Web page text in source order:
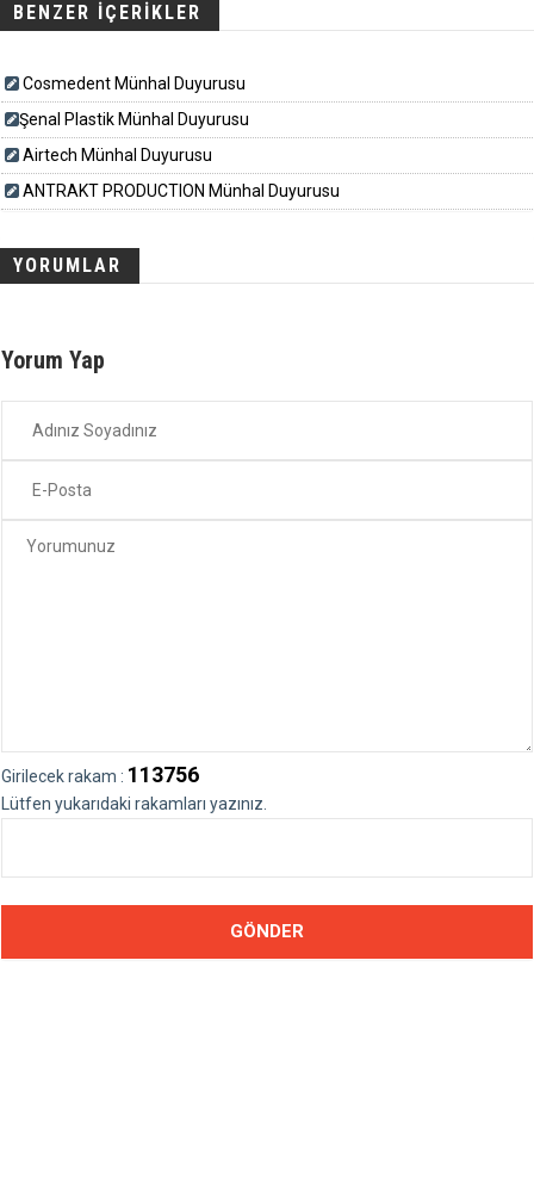
BENZER İÇERİKLER
Cosmedent Münhal Duyurusu
​​​Şenal Plastik Münhal Duyurusu
Airtech Münhal Duyurusu
ANTRAKT PRODUCTION Münhal Duyurusu
YORUMLAR
Yorum Yap
Girilecek rakam : 113756
Lütfen yukarıdaki rakamları yazınız.